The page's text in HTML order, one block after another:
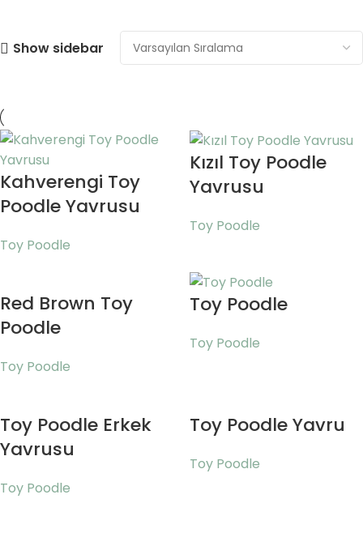
Show sidebar
Kahverengi Toy
Poodle Yavrusu
Toy Poodle
Kızıl Toy Poodle
Yavrusu
Toy Poodle
Red Brown Toy
Poodle
Toy Poodle
Toy Poodle
Toy Poodle
Toy Poodle Erkek
Yavrusu
Toy Poodle
Toy Poodle Yavru
Toy Poodle